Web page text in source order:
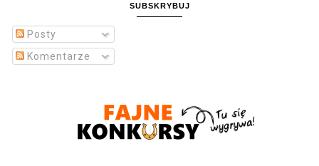
SUBSKRYBUJ
Posty
Komentarze